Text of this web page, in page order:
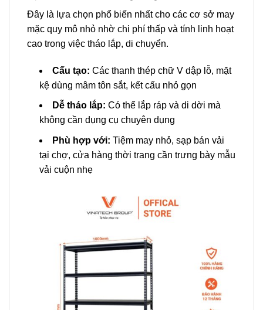
Đây là lựa chọn phổ biến nhất cho các cơ sở may
mặc quy mô nhỏ nhờ chi phí thấp và tính linh hoạt
cao trong việc tháo lắp, di chuyển.
Cấu tạo: Các thanh thép chữ V dập lỗ, mặt
kệ dùng mâm tôn sắt, kết cấu nhỏ gọn
Dễ tháo lắp: Có thể lắp ráp và di dời mà
không cần dụng cụ chuyên dụng
Phù hợp với: Tiệm may nhỏ, sạp bán vải
tại chợ, cửa hàng thời trang cần trưng bày mẫu
vải cuộn nhẹ